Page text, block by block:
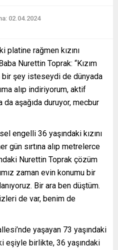
02.04.2024
platine rağmen kızını
Nurettin Toprak: “Kızım
bir şey isteseydi de dünyada
alıp indiriyorum, aktif
aşağıda duruyor, mecbur
engelli 36 yaşındaki kızını
gün sırtına alıp metrelerce
Nurettin Toprak çözüm
zaman evin konumu bir
Bir ara ben düştüm.
de var, benim de
yaşayan 73 yaşındaki
eşiyle birlikte, 36 yaşındaki